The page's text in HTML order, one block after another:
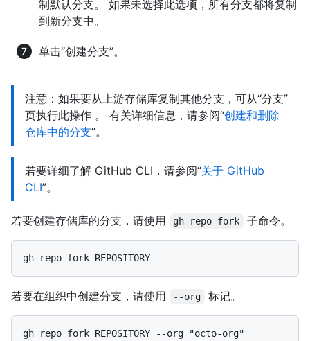
制默认分支。 如果未选择此选项，所有分支都将复制
到新分支中。
单击“创建分支”。
注意：如果要从上游存储库复制其他分支，可从“分支”
页执行此操作 。 有关详细信息，请参阅“创建和删除
仓库中的分支”。
若要详细了解 GitHub CLI，请参阅“关于 GitHub
CLI”。
若要创建存储库的分支，请使用 gh repo fork 子命令。
若要在组织中创建分支，请使用 --org 标记。